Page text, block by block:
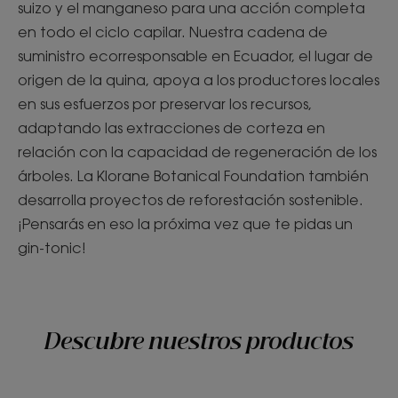
suizo y el manganeso para una acción completa
en todo el ciclo capilar. Nuestra cadena de
suministro ecorresponsable en Ecuador, el lugar de
origen de la quina, apoya a los productores locales
en sus esfuerzos por preservar los recursos,
adaptando las extracciones de corteza en
relación con la capacidad de regeneración de los
árboles. La Klorane Botanical Foundation también
desarrolla proyectos de reforestación sostenible.
¡Pensarás en eso la próxima vez que te pidas un
gin-tonic!
Descubre nuestros productos